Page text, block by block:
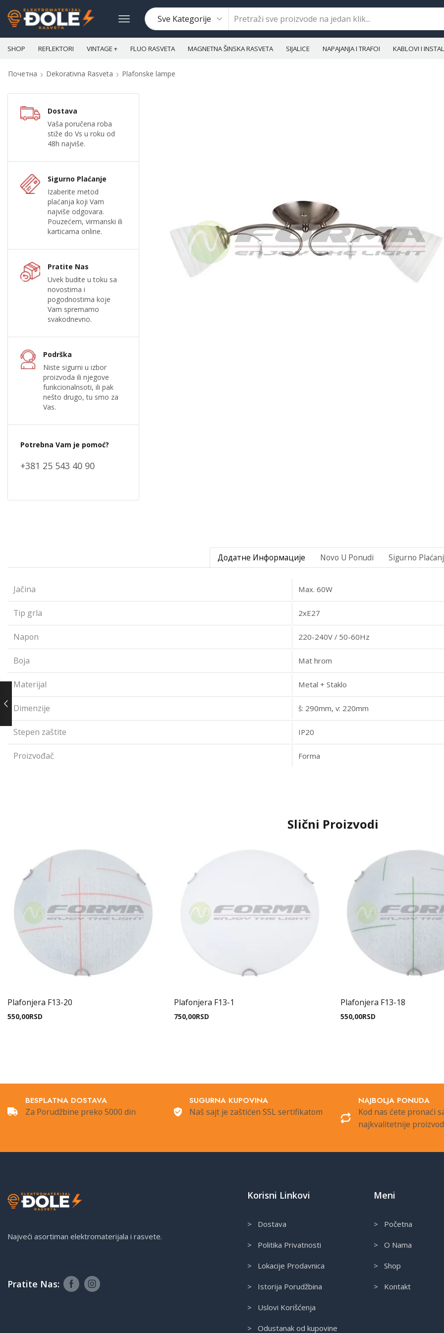
SHOP REFLEKTORI VINTAGE + FLUO RASVETA MAGNETNA ŠINSKA RASVETA SIJALICE NAPAJANJA I TRAFOI KABLOVI I
Почетна Dekorativna Rasveta Plafonske lampe
Dostava
Vaša poručena roba
stiže do Vs u roku od
48h najviše.
Sigurno Plaćanje
Izaberite metod
plaćanja koji Vam
najviše odgovara.
Pouzećem, virmanski ili
karticama online.
Pratite Nas
Uvek budite u toku sa
novostima i
pogodnostima koje
Vam spremamo
svakodnevno.
Podrška
Niste sigurni u izbor
proizvoda ili njegove
funkcionalnsoti, ili pak
nešto drugo, tu smo za
Vas.
Potrebna Vam je pomoć?
+381 25 543 40 90
Додатне Информације Novo U Ponudi Sigurno
Jačina Max. 60W
Tip grla 2xE27
Napon 220-240V / 50-60Hz
Boja Mat hrom
Materijal Metal + Staklo
Dimenzije š: 290mm, v: 220mm
Stepen zaštite IP20
Proizvođač Forma
Slični Proizvodi
Plafonjera F13-20
550,00RSD
Plafonjera F13-1
750,00RSD
Plafonjera F13-18
550,00RSD
BESPLATNA DOSTAVA
Za Porudžbine preko 5000 din
SUGURNA KUPOVINA
Naš sajt je zaštićen SSL sertifikatom
NAJBOLJA PONUDA
Kod nas ćete pronaći
najkvalitetnije
Najveći asortiman elektromaterijala i rasvete.
Pratite Nas:
Korisni Linkovi
> Dostava
> Politika Privatnosti
> Lokacije Prodavnica
> Istorija Porudžbina
> Uslovi Korišćenja
> Odustanak od kupovine
Meni
> Početna
> O Nama
> Shop
> Kontakt